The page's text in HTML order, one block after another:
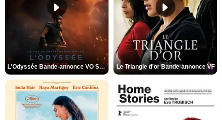
L'Odyssée Bande-annonce VO STFR Le Triangle d'or Bande-annonce VF